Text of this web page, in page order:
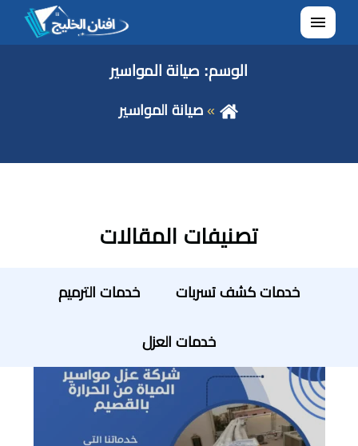
القائمة
الوسم: صيانة المواسير
صيانة المواسير
تصنيفات المقالات
خدمات كشف تسربات خدمات الترميم
خدمات العزل